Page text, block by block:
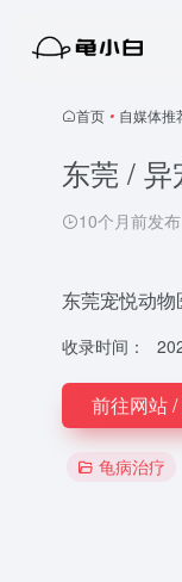
首页 • 自媒体推
东莞 / 异
10个月前发布
东莞宠悦动
收录时间：
前往网站
龟病治疗